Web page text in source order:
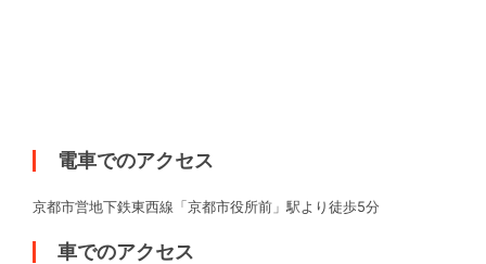
電車でのアクセス
京都市営地下鉄東西線「京都市役所前」駅より徒歩5分
車でのアクセス